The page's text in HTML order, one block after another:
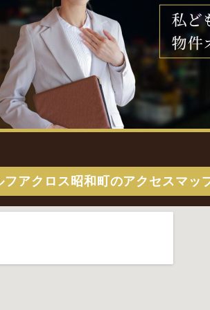
フアクロス昭和町のアクセスマッ